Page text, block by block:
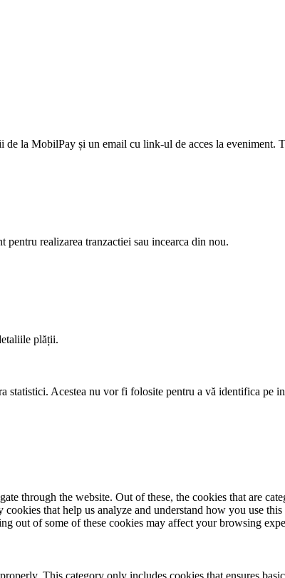
la MobilPay și un email cu link-ul de acces la eveniment.
realizarea tranzactiei sau incearca din nou.
plății.
statistici. Acestea nu vor fi folosite pentru a vă identifica pe
through the website. Out of these, the cookies that are
that help us analyze and understand how you use
out of some of these cookies may affect your browsing
This category only includes cookies that ensures